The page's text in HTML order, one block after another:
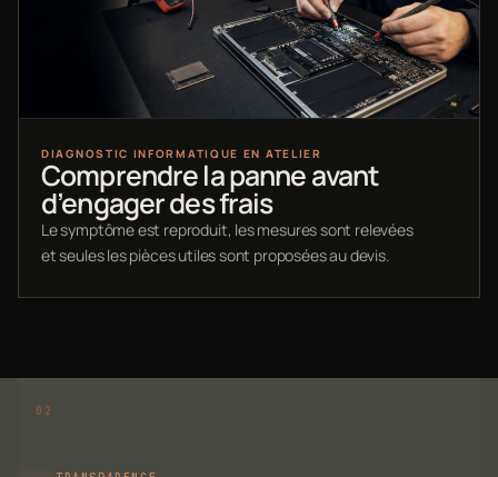
DIAGNOSTIC INFORMATIQUE EN ATELIER
Comprendre la panne avant
d’engager des frais
Le symptôme est reproduit, les mesures sont relevées
et seules les pièces utiles sont proposées au devis.